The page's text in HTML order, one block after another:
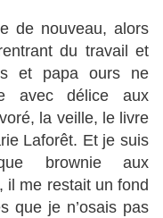
de nouveau, alors
du travail et
et papa ours ne
avec délice aux
la veille, le livre
Laforêt. Et je suis
brownie aux
il me restait un fond
que je n’osais pas